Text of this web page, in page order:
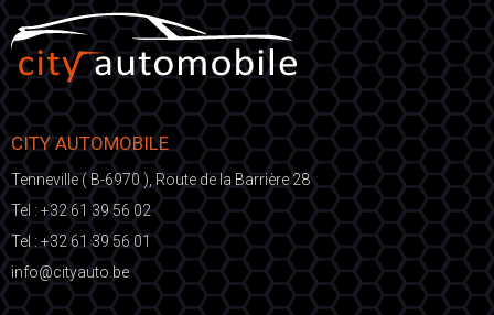
CITY AUTOMOBILE
Tenneville ( B-6970 ), Route de la Barrière 28
Tel : +32 61 39 56 02
Tel : +32 61 39 56 01
eb.otuayt
ic@o
fni